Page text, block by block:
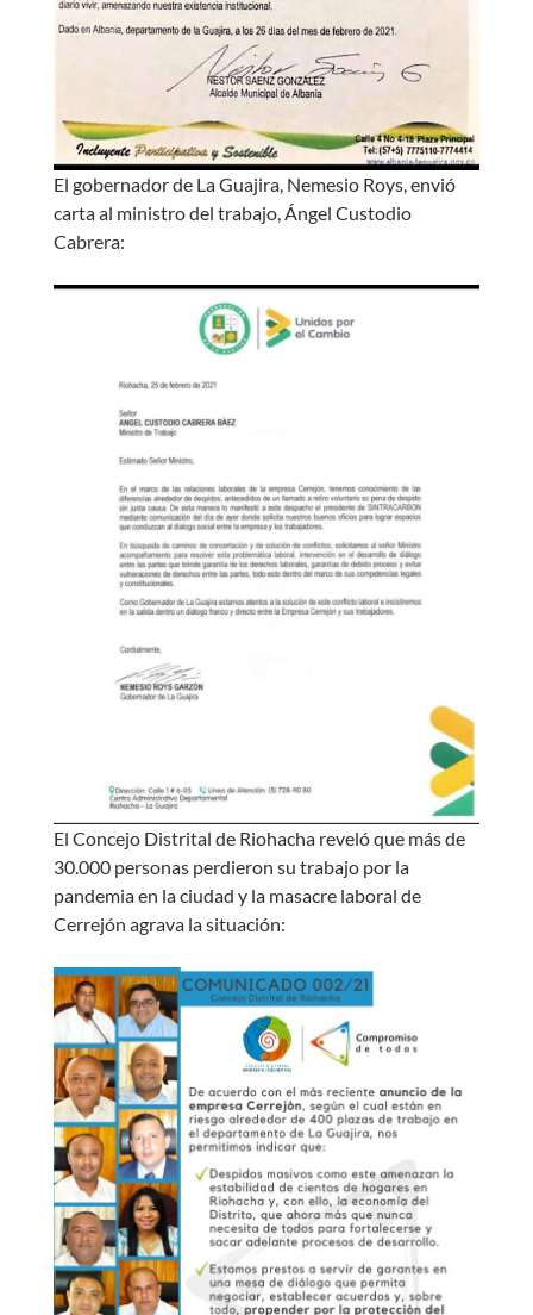
El gobernador de La Guajira, Nemesio Roys, envió
carta al ministro del trabajo, Ángel Custodio
Cabrera:
El Concejo Distrital de Riohacha reveló que más de
30.000 personas perdieron su trabajo por la
pandemia en la ciudad y la masacre laboral de
Cerrejón agrava la situación: